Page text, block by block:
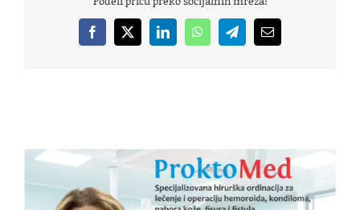
Facebook
X LinkedInWhatsAppTelegramEmail